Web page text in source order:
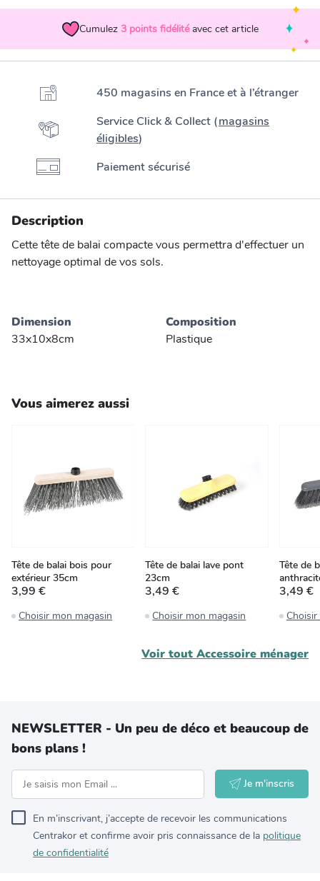
Cumulez 3 points fidélité avec cet article
450 magasins en France et à l’étranger
Service Click & Collect (magasins
éligibles)
Paiement sécurisé
Description
Cette tête de balai compacte vous permettra d'effectuer un
nettoyage optimal de vos sols.
Dimension
33x10x8cm
Composition
Plastique
Vous aimerez aussi
Tête de balai bois pour
extérieur 35cm
3,99 €
Choisir mon magasin
Tête de balai lave pont
23cm
3,49 €
Choisir mon magasin
Tête de
3,49 €
Voir tout Accessoire ménager
NEWSLETTER - Un peu de déco et beaucoup de
bons plans !
Je m'inscris
En m’inscrivant, j’accepte de recevoir les communications
Centrakor et confirme avoir pris connaissance de la politique
de confidentialité